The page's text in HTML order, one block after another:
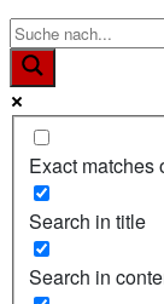
Exact matches
Search in title
Search in